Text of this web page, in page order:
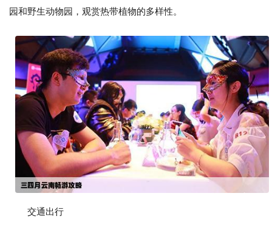
园和野生动物园，观赏热带植物的多样性。
交通出行